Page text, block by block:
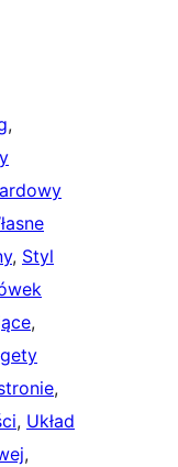
, Styl
, Układ